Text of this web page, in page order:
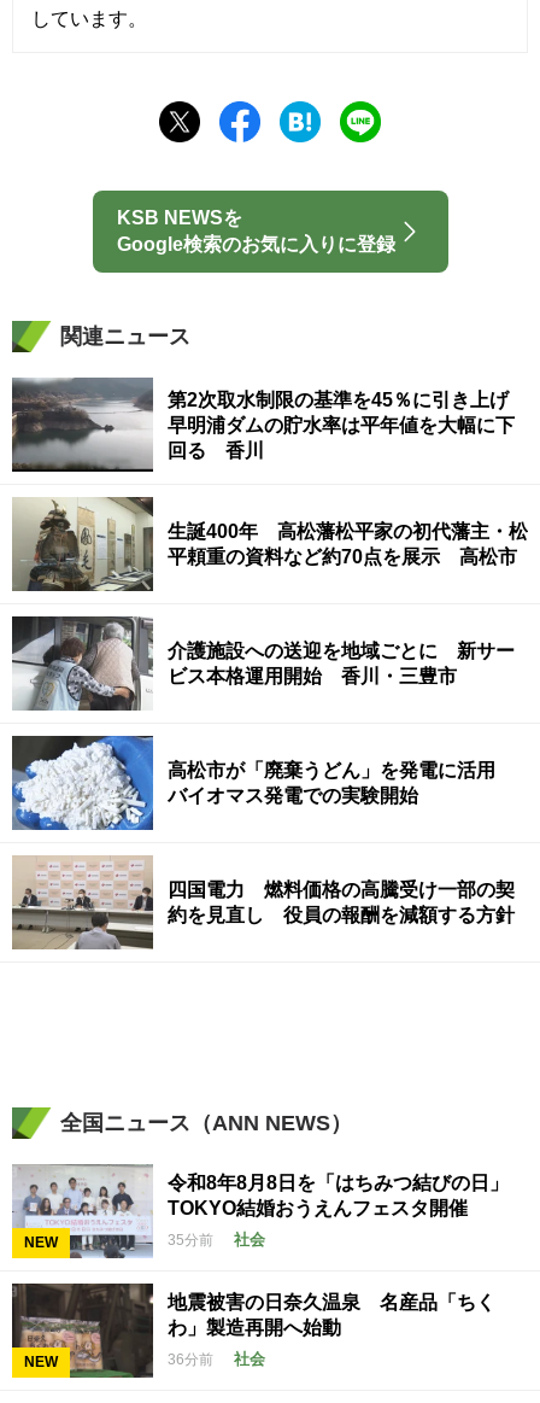
しています。
KSB NEWSを
Google検索のお気に入りに登録
関連ニュース
第2次取水制限の基準を45％に引き上げ
早明浦ダムの貯水率は平年値を大幅に下
回る 香川
生誕400年 高松藩松平家の初代藩主・松
平頼重の資料など約70点を展示 高松市
介護施設への送迎を地域ごとに 新サー
ビス本格運用開始 香川・三豊市
高松市が「廃棄うどん」を発電に活用
バイオマス発電での実験開始
四国電力 燃料価格の高騰受け一部の契
約を見直し 役員の報酬を減額する方針
全国ニュース（ANN NEWS）
NEW
令和8年8月8日を「はちみつ結びの日」
TOKYO結婚おうえんフェスタ開催
35分前 社会
NEW
地震被害の日奈久温泉 名産品「ちく
わ」製造再開へ始動
36分前 社会